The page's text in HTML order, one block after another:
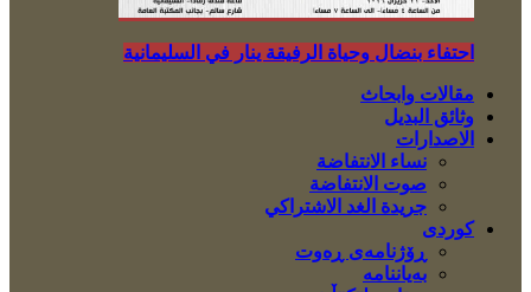
احتفاء بنضال وحياة الرفيقة ينار في السليمانية
مقالات وابحاث
وثائق البديل
الاصدارات
نساء الانتفاضة
صوت الانتفاضة
جريدة الغد الاشتراكي
کوردی
ڕۆژنامەی ڕەوت
بەیاننامە